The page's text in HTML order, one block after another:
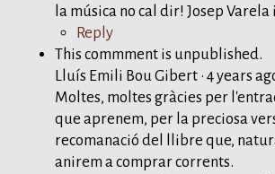
la música no cal dir! Josep Varela
Reply
This commment is unpublished.
Lluís Emili Bou Gibert · 4 years
Moltes, moltes gràcies per
que aprenem, per la preciosa versió. I per la
recomanació del llibre que,
anirem a comprar corrents.